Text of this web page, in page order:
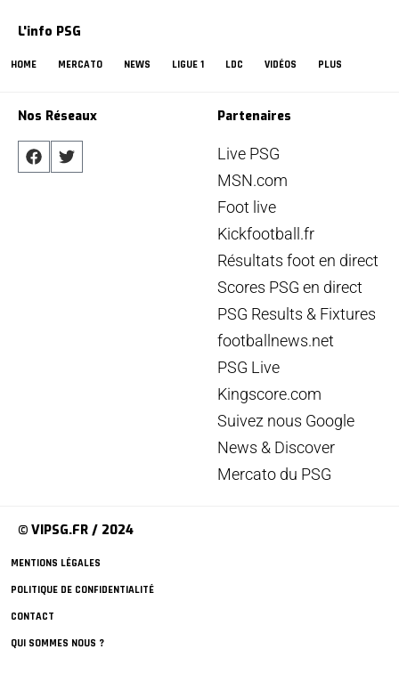
L'info PSG
HOME MERCATO NEWS LIGUE 1 LDC VIDÉOS PLUS
Nos Réseaux Partenaires
Live PSG
MSN.com
Foot live
Kickfootball.fr
Résultats foot en direct
Scores PSG en direct
PSG Results & Fixtures
footballnews.net
PSG Live
Kingscore.com
Suivez nous Google
News & Discover
Mercato du PSG
© VIPSG.FR / 2024
MENTIONS LÉGALES
POLITIQUE DE CONFIDENTIALITÉ
CONTACT
QUI SOMMES NOUS ?